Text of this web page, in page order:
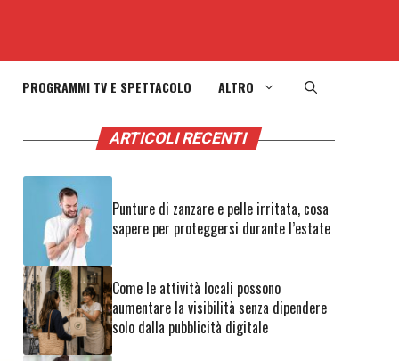
PROGRAMMI TV E SPETTACOLO ALTRO
ARTICOLI RECENTI
Punture di zanzare e pelle irritata, cosa
sapere per proteggersi durante l’estate
Come le attività locali possono
aumentare la visibilità senza dipendere
solo dalla pubblicità digitale